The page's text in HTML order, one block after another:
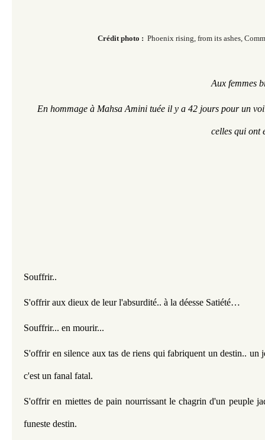
Crédit photo : Phoenix rising, from its ashes,
Aux femmes
En hommage à Mahsa Amini tuée il y a 42 jours pour un
celles qui ont
Souffrir..
S'offrir aux dieux de leur l'absurdité.. à la déesse Satiété…
Souffrir... en mourir...
S'offrir en silence aux tas de riens qui fabriquent un destin.. un
c'est un fanal fatal.
S'offrir en miettes de pain nourrissant le chagrin d'un peuple
funeste destin.